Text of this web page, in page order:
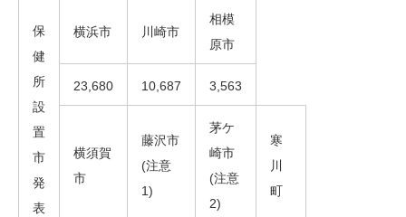
保
健
所
設
置
市
発
表
横浜市 川崎市
相模
原市
23,680 10,687 3,563
横須賀
市
藤沢市
(注意
1)
茅ケ
崎市
(注意
2)
寒
川
町